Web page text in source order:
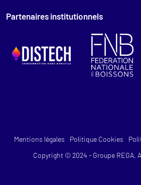
Partenaires institutionnels
Mentions légales Politique Cookies
Copyright © 2024 - Groupe REGA,